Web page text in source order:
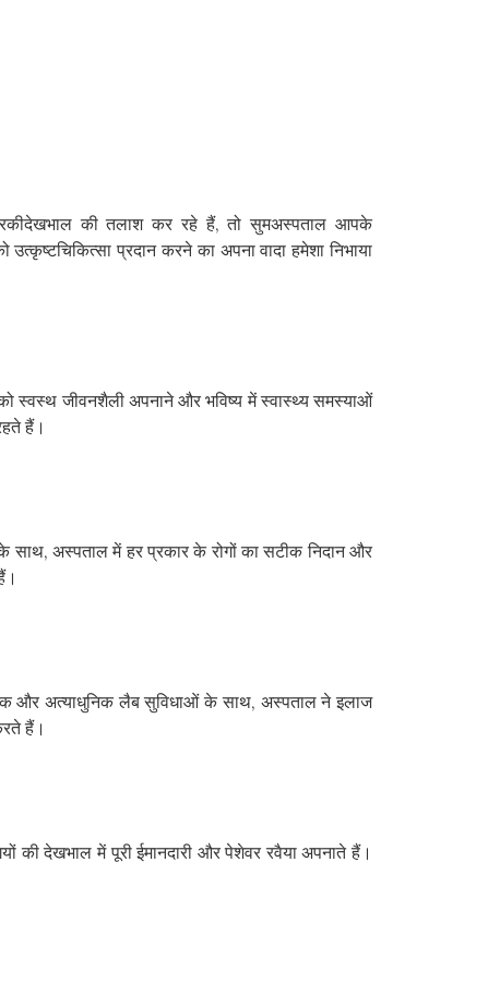
की तलाश कर रहे हैं, तो सुमअस्पताल आपके
प्रदान करने का अपना वादा हमेशा निभाया
को स्वस्थ जीवनशैली अपनाने और भविष्य में स्वास्थ्य समस्याओं
हैं।
अस्पताल में हर प्रकार के रोगों का सटीक निदान और
और अत्याधुनिक लैब सुविधाओं के साथ, अस्पताल ने इलाज
हैं।
की देखभाल में पूरी ईमानदारी और पेशेवर रवैया अपनाते हैं।